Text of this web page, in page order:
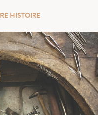
HISTOIRE